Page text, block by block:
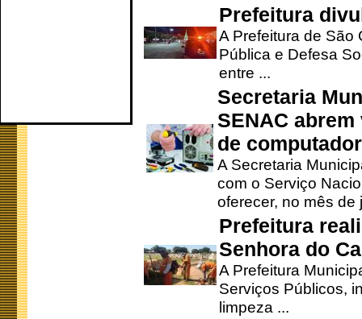
Prefeitura
A Prefeitura de São
Pública e Defesa
entre ...
Secretaria
SENAC
de
A Secretaria
com o Serviço
oferecer, no mês de
Prefeitura
Senhora do
A Prefeitura
Serviços Públicos,
limpeza ...